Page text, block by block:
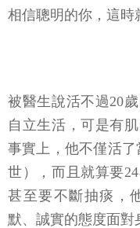
相信聰明的你，這時
被醫生說活不過20
自立生活，可是有
事實上，他不僅活
世），而且就算要
甚至要不斷抽痰，
默、誠實的態度面對